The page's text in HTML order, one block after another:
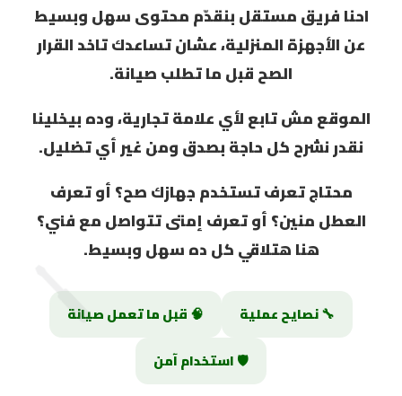
🪛
احنا فريق مستقل بنقدّم محتوىسهل وبسيط
عن الأجهزة المنزلية، عشان تساعدك تاخد القرار
الصح قبل ما تطلب صيانة.
الموقع مش تابع لأي علامة تجارية، وده بيخلينا
نقدر نشرح كل حاجة بصدق ومن غير أي تضليل.
محتاج تعرف تستخدم جهازك صح؟ أو تعرف
العطل منين؟ أو تعرف إمتى تتواصل مع فني؟
هنا هتلاقي كل ده سهل وبسيط.
🔧 نصايح عملية
🧠 قبل ما تعمل صيانة
🛡️ استخدام آمن